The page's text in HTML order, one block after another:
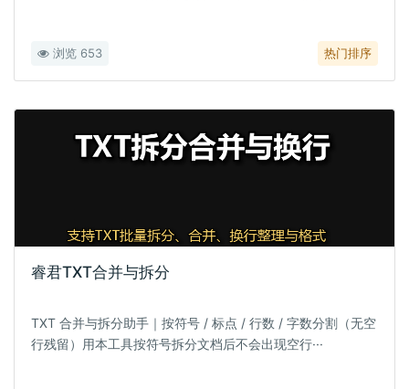
浏览 653 热门排序
睿君TXT合并与拆分
TXT 合并与拆分助手｜按符号 / 标点 / 行数 / 字数分割（无空
行残留）用本工具按符号拆分文档后不会出现空行···